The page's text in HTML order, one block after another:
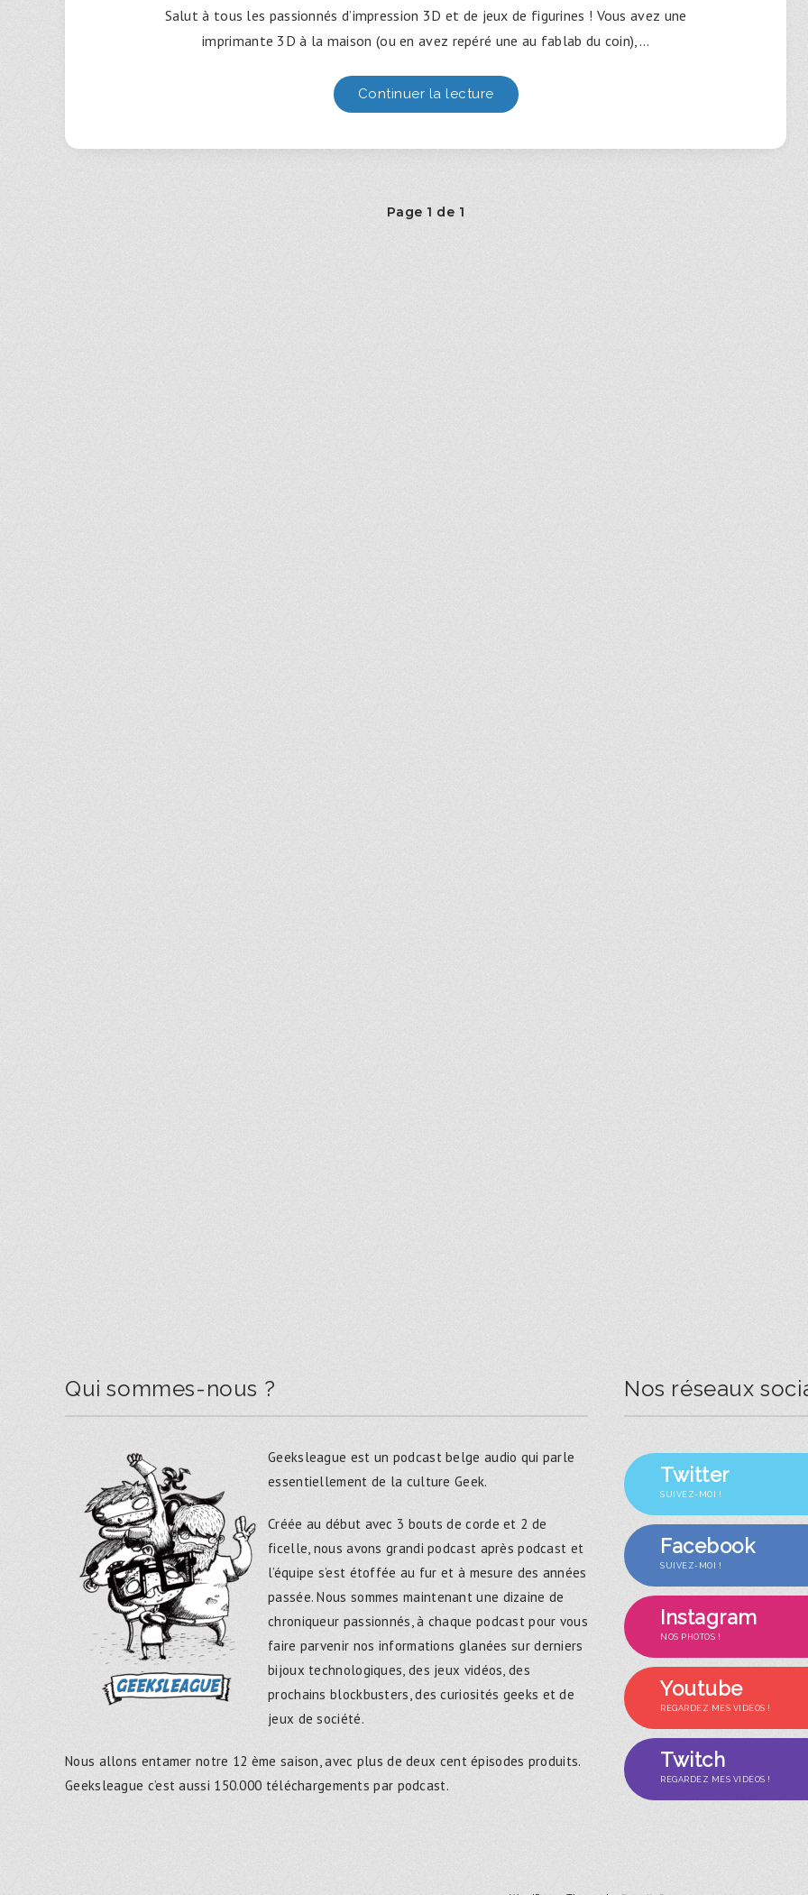
Salut à tous les passionnés d’impression 3D et de jeux de figurines ! Vous avez une
imprimante 3D à la maison (ou en avez repéré une au fablab du coin),…
Continuer la lecture
Page 1 de 1
Qui sommes-nous ?
Geeksleague est un podcast belge audio qui parle
essentiellement de la culture Geek.
Créée au début avec 3 bouts de corde et 2 de
ficelle, nous avons grandi podcast après podcast et
l’équipe s’est étoffée au fur et à mesure des années
passée. Nous sommes maintenant une dizaine de
chroniqueur passionnés, à chaque podcast pour vous
faire parvenir nos informations glanées sur derniers
bijoux technologiques, des jeux vidéos, des
prochains blockbusters, des curiosités geeks et de
jeux de société.
Nous allons entamer notre 12 ème saison, avec plus de deux cent épisodes produits.
Geeksleague c’est aussi 150.000 téléchargements par podcast.
Nos réseaux
Twitter
SUIVEZ-MOI !
Facebook
SUIVEZ-MOI !
Instagram
NOS PHOTOS !
Youtube
REGARDEZ MES VIDÉOS !
Twitch
REGARDEZ MES VIDÉOS !